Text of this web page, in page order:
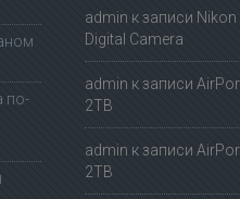
по-
admin к записи
Digital Camera
admin к записи
2TB
admin к записи
2TB